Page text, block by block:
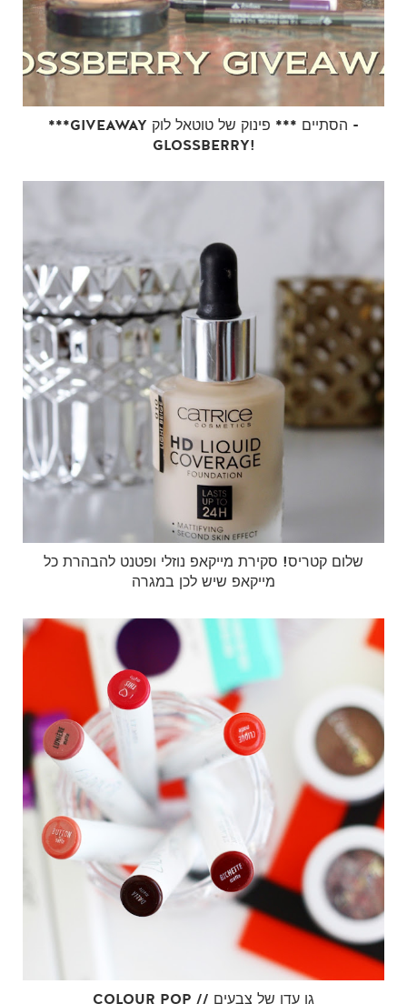
***GIVEAWAY הסתיים *** פינוק של טוטאל לוק -
GLOSSBERRY!
שלום קטריס! סקירת מייקאפ נוזלי ופטנט להבהרת כל
מייקאפ שיש לכן במגרה
COLOUR POP // גן עדן של צבעים